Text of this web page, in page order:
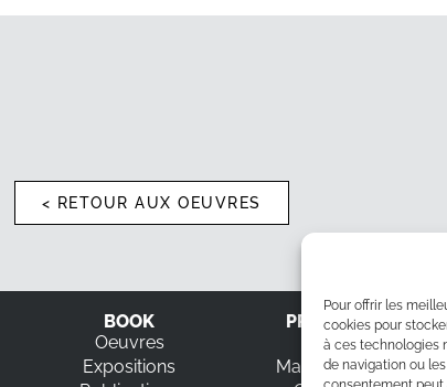
Pour offrir les
cookies pour
à ces technologies
de navigation ou
< RETOUR AUX OEUVRES
BOOK
Oeuvres
Expositions
PRESTATIONS
Ateliers
Mandalas géants